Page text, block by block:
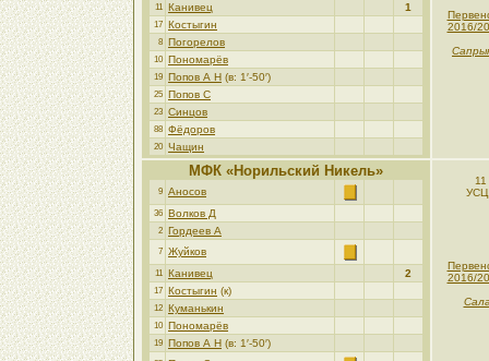
11 Канивец 1
17 Костыгин
8 Погорелов
10 Пономарёв
19 Попов А Н (в: 1′-50′)
25 Попов С
23 Синцов
88 Фёдоров
20 Чащин
2016/
МФК «Норильский Никель»
9 Аносов
36 Волков Д
2 Гордеев А
7 Жуйков
11 Канивец 2
17 Костыгин (к)
12 Куманькин
10 Пономарёв
19 Попов А Н (в: 1′-50′)
УСЦ
2016/